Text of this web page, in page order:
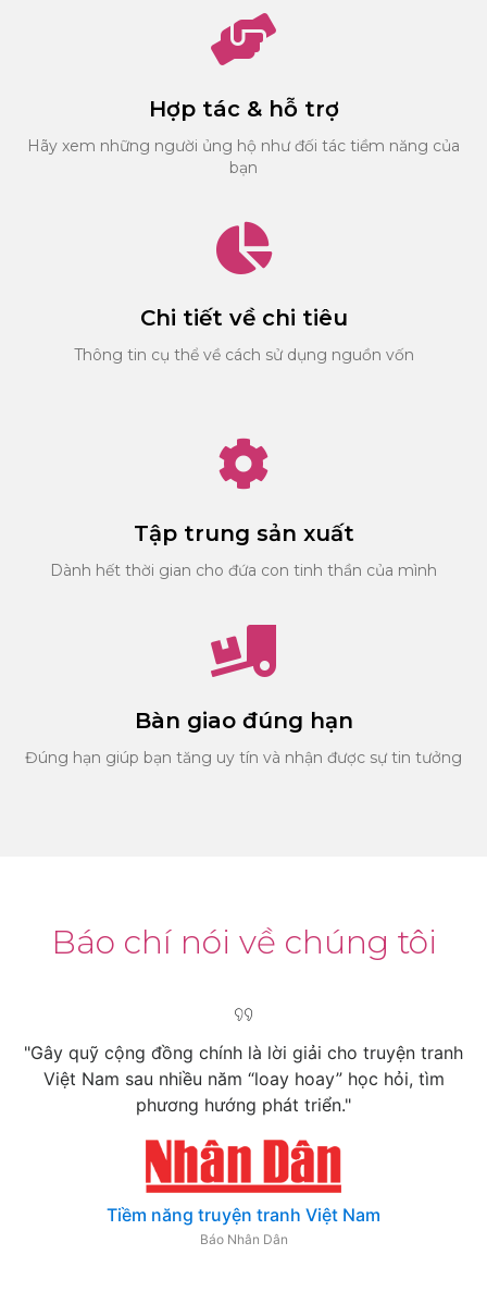
Hợp tác & hỗ trợ
Hãy xem những người ủng hộ như đối tác tiềm năng của
bạn
Chi tiết về chi tiêu
Thông tin cụ thể về cách sử dụng nguồn vốn
Tập trung sản xuất
Dành hết thời gian cho đứa con tinh thần của mình
Bàn giao đúng hạn
Đúng hạn giúp bạn tăng uy tín và nhận được sự tin tưởng
Báo chí nói về chúng tôi
tranh
hỏi, tìm
"Hình thức gây quỹ cộng đồng đã mở ra cho
nghệ sĩ Việt Nam niềm hi vọng tìm được đầu
tác phẩm nghệ thuật"
Gây quỹ cộng đồng để quảng bá văn hóa